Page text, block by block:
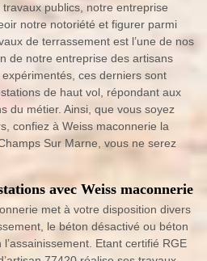
publics, notre entreprise
notre notoriété et figurer parmi
de terrassement est l’une de nos
de notre entreprise des artisans
ces derniers sont
de haut vol, répondant aux
du métier. Ainsi, que vous soyez
confiez à Weiss maconnerie la
Sur Marne, vous ne serez
avec Weiss maconnerie
met à votre disposition divers
le béton désactivé ou béton
Etant certifié RGE